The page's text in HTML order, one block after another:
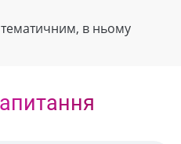
тематичним, в ньому